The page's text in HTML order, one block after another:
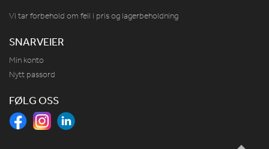
Vi tar forbehold om feil i pris og lagerbeholdning
SNARVEIER
Min konto
Nytt passord
FØLG OSS